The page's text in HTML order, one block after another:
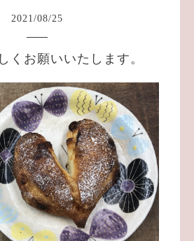
2021 /08/25
くお願いいたします。